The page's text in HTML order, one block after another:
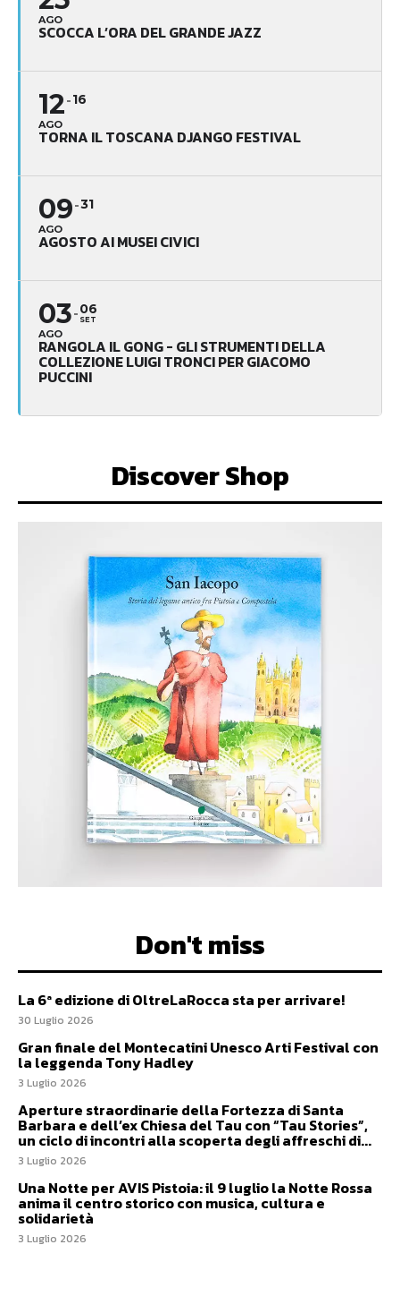
AGO
SCOCCA L’ORA DEL GRANDE JAZZ
12
AGO
16
TORNA IL TOSCANA DJANGO FESTIVAL
09
AGO
31
AGOSTO AI MUSEI CIVICI
03
AGO
06
SET
RANGOLA IL GONG - GLI STRUMENTI DELLA
COLLEZIONE LUIGI TRONCI PER GIACOMO
PUCCINI
Discover Shop
Don't miss
La 6ª edizione di OltreLaRocca sta per arrivare!
30 Luglio 2026
Gran finale del Montecatini Unesco Arti Festival con
la leggenda Tony Hadley
3 Luglio 2026
Aperture straordinarie della Fortezza di Santa
Barbara e dell’ex Chiesa del Tau con “Tau Stories”,
un ciclo di incontri alla scoperta degli affreschi di...
3 Luglio 2026
Una Notte per AVIS Pistoia: il 9 luglio la Notte Rossa
anima il centro storico con musica, cultura e
solidarietà
3 Luglio 2026